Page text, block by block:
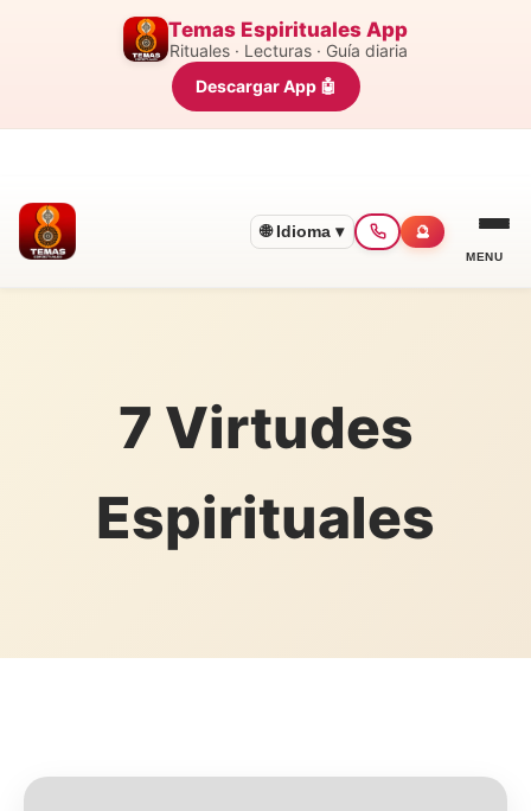
Temas Espirituales App
Rituales · Lecturas · Guía diaria
Descargar App 🤖
🌐 Idioma ▾ 🔮
MENU
7 Virtudes
Espirituales